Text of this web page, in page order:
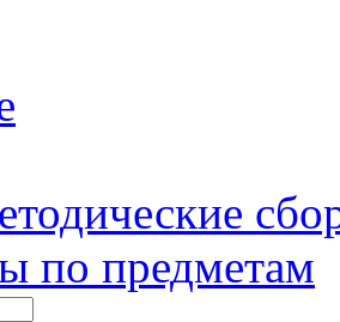
по предметам